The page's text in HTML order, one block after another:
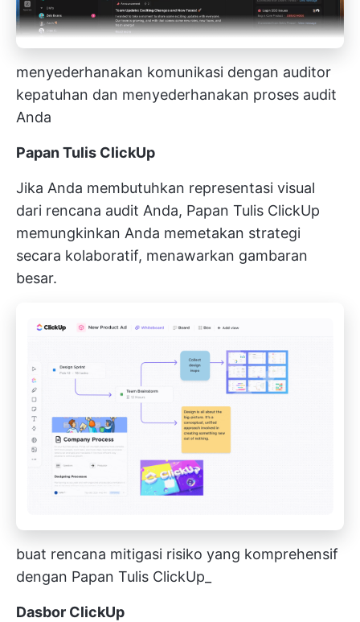
menyederhanakan komunikasi dengan auditor
kepatuhan dan menyederhanakan proses audit
Anda
Papan Tulis ClickUp
Jika Anda membutuhkan representasi visual
dari rencana audit Anda, Papan Tulis ClickUp
memungkinkan Anda memetakan strategi
secara kolaboratif, menawarkan gambaran
besar.
buat rencana mitigasi risiko yang komprehensif
dengan Papan Tulis ClickUp_
Dasbor ClickUp